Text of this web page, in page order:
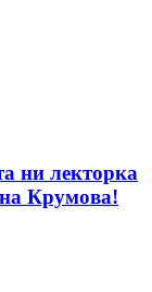
ни лекторка
Крумова!